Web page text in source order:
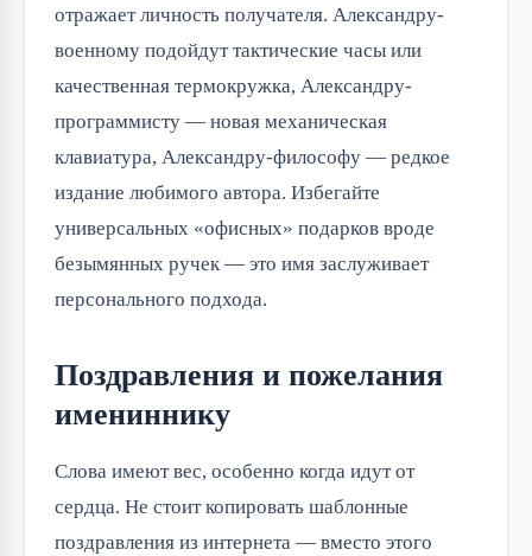
отражает личность получателя. Александру-
военному подойдут тактические часы или
качественная термокружка, Александру-
программисту — новая механическая
клавиатура, Александру-философу — редкое
издание любимого автора. Избегайте
универсальных «офисных» подарков вроде
безымянных ручек — это имя заслуживает
персонального подхода.
Поздравления и пожелания
имениннику
Слова имеют вес, особенно когда идут от
сердца. Не стоит копировать шаблонные
поздравления из интернета — вместо этого